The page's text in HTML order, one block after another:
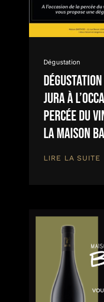
Dégustation
Dégustation
Jura à
Percée du
la Maison
LIRE LA SUITE